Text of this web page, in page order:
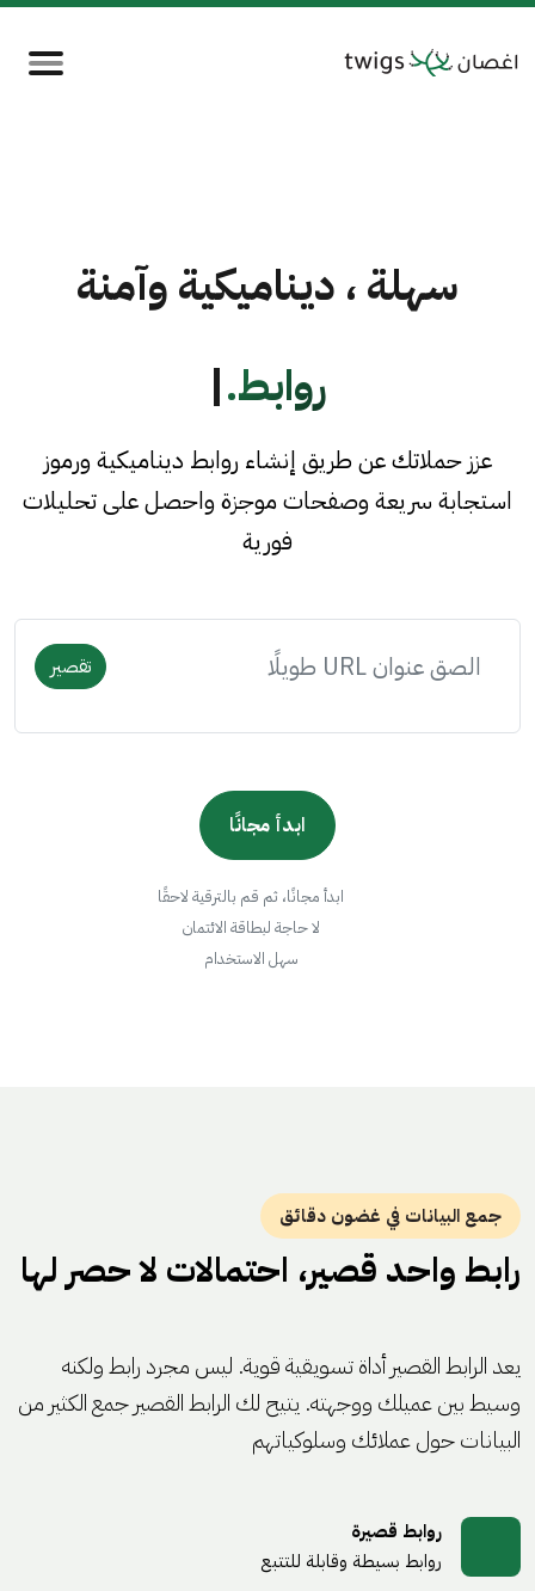
سهلة ، ديناميكية وآمنة
روابط.|
عزز حملاتك عن طريق إنشاء روابط ديناميكية ورموز
استجابة سريعة وصفحات موجزة واحصل على تحليلات
فورية
تقصير
ابدأ مجانًا
ابدأ مجانًا، ثم قم بالترقية لاحقًا
لا حاجة لبطاقة الائتمان
سهل الاستخدام
جمع البيانات في غضون دقائق
رابط واحد قصير، احتمالات لا حصر لها
يعد الرابط القصير أداة تسويقية قوية. ليس مجرد رابط ولكنه
وسيط بين عميلك ووجهته. يتيح لك الرابط القصير جمع الكثير من
البيانات حول عملائك وسلوكياتهم
روابط قصيرة
روابط بسيطة وقابلة للتتبع